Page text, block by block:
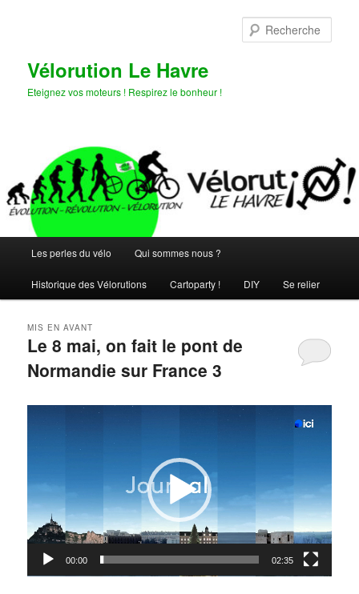
Vélorution Le Havre
Eteignez vos moteurs ! Respirez le bonheur !
principal
Les perles du vélo Qui sommes nous ?
Historique des Vélorutions Cartoparty ! DIY Se relier
Le 8 mai, on fait le pont de
Normandie sur France 3
MIS EN AVANT
00:00 02:35